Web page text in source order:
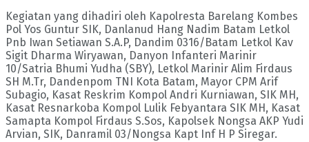
Kegiatan yang dihadiri oleh Kapolresta Barelang Kombes
Pol Yos Guntur SIK, Danlanud Hang Nadim Batam Letkol
Pnb Iwan Setiawan S.A.P, Dandim 0316/Batam Letkol Kav
Sigit Dharma Wiryawan, Danyon Infanteri Marinir
10/Satria Bhumi Yudha (SBY), Letkol Marinir Alim Firdaus
SH M.Tr, Dandenpom TNI Kota Batam, Mayor CPM Arif
Subagio, Kasat Reskrim Kompol Andri Kurniawan, SIK MH,
Kasat Resnarkoba Kompol Lulik Febyantara SIK MH, Kasat
Samapta Kompol Firdaus S.Sos, Kapolsek Nongsa AKP Yudi
Arvian, SIK, Danramil 03/Nongsa Kapt Inf H P Siregar.